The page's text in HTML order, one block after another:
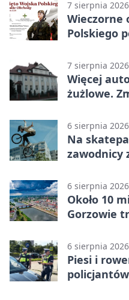
7 sierpnia 2026
Wieczorne
Polskiego
7 sierpnia 2026
Więcej
żużlowe.
6 sierpnia 2026
Na
zawodnicy
6 sierpnia 2026
Około 10
Gorzowie
6 sierpnia 2026
Piesi i